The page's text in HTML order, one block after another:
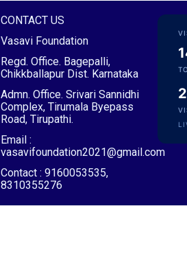
Founder Donor,
CONTACT US
Vasavi Foundation
Regd. Office. Bagepalli,
Chikkballapur Dist. Karnataka
Admn. Office. Srivari Sannidhi
Complex, Tirumala Byepass
Road, Tirupathi.
Email :
vasavifoundation2021@gmail.com
Contact : 9160053535,
8310355276